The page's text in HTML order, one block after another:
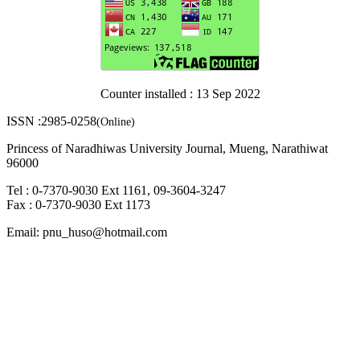
Counter installed : 13 Sep 2022
ISSN :2985-0258(Online)
Princess of Naradhiwas University Journal, Mueng, Narathiwat
96000
Tel : 0-7370-9030 Ext 1161, 09-3604-3247
Fax : 0-7370-9030 Ext 1173
Email: pnu_huso@hotmail.com